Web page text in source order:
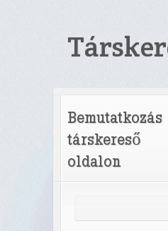
Bemutatkozás
társkereső
oldalon